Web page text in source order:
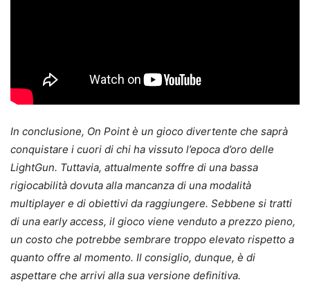
In conclusione, On Point è un gioco divertente che saprà
conquistare i cuori di chi ha vissuto l’epoca d’oro delle
LightGun. Tuttavia, attualmente soffre di una bassa
rigiocabilità dovuta alla mancanza di una modalità
multiplayer e di obiettivi da raggiungere. Sebbene si tratti
di una early access, il gioco viene venduto a prezzo pieno,
un costo che potrebbe sembrare troppo elevato rispetto a
quanto offre al momento. Il consiglio, dunque, è di
aspettare che arrivi alla sua versione definitiva.